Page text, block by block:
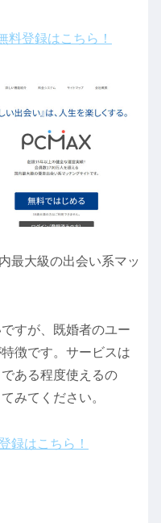
料登録はこちら！
最大級の出会い系マッ
すが、既婚者のユー
徴です。サービスは
ある程度使えるの
みてください。
録はこちら！